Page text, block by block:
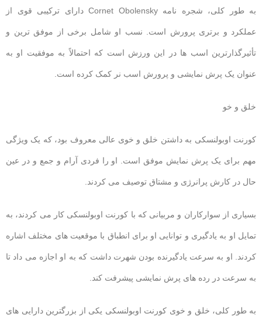
به طور کلی، شجره نامه Cornet Obolensky دارای ترکیبی قوی از
عملکرد و برتری پرورش است. نسب او شامل برخی از موفق ترین و
تأثیرگذارترین اسب ها در این ورزش است که احتمالاً به موفقیت او به
عنوان یک پرش نمایشی و پرورش اسب نر کمک کرده است.
خلق و خو
کورنت اوبولنسکی به داشتن خلق و خوی عالی معروف بود، که یک ویژگی
مهم برای یک پرش نمایش موفق است. او را فردی آرام و جمع و در عین
حال در کارش پرانرژی و مشتاق توصیف می کردند.
بسیاری از سوارکاران و مربیانی که با کورنت اوبولنسکی کار می کردند، به
تمایل او به یادگیری و توانایی او برای انطباق با موقعیت های مختلف اشاره
کردند. او به سرعت یادگیرنده بودن شهرت داشت که به او اجازه می داد تا
به سرعت در رده های پرش نمایشی پیشرفت کند.
به طور کلی، خلق و خوی کورنت اوبولنسکی یکی از بزرگترین دارایی های